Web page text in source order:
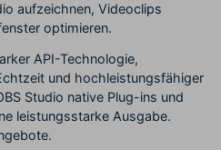
aufzeichnen, Videoclips
optimieren.
API-Technologie,
und hochleistungsfähiger
Studio native Plug-ins und
leistungsstarke Ausgabe.